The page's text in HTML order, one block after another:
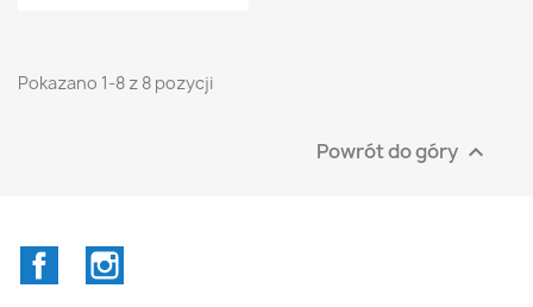
Pokazano 1-8 z 8 pozycji
Powrót do góry 
Facebook